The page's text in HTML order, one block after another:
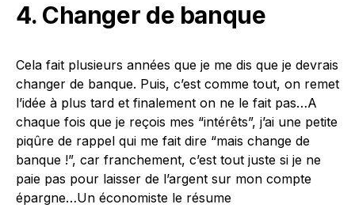
4. Changer de banque
Cela fait plusieurs années que je me dis que je devrais
changer de banque. Puis, c’est comme tout, on remet
l’idée à plus tard et finalement on ne le fait pas…A
chaque fois que je reçois mes “intérêts”, j’ai une petite
piqûre de rappel qui me fait dire “mais change de
banque !”, car franchement, c’est tout juste si je ne
paie pas pour laisser de l’argent sur mon compte
épargne…Un économiste le résume